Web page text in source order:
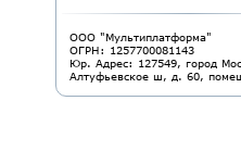
ООО "Мультиплатформа"
ОГРН: 1257700081143
Юр. Адрес: 127549, город
Алтуфьевское ш, д. 60,